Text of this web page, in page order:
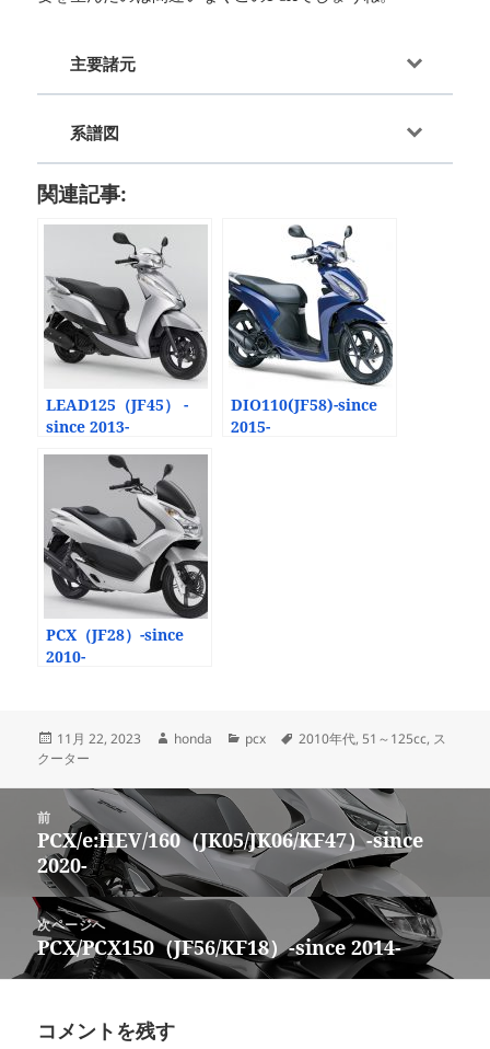
主要諸元
系譜図
関連記事:
LEAD125（JF45） -
since 2013-
DIO110(JF58)-since
2015-
PCX（JF28）-since
2010-
投
稿
11月 22, 2023
作
honda
カ
ー
pcx
タ
2010年代,51～125cc, ス
クーター
ョ
前
前
の
投
稿:
PCX/e:HEV/160（JK05/JK06/KF47）-since
2020-
次ページへ
次
の
稿:
PCX/PCX150（JF56/KF18）-since 2014-
コメントを残す